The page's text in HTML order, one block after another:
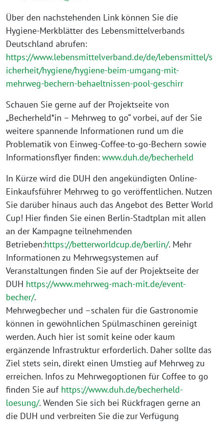
Über den nachstehenden Link können Sie die
Hygiene-Merkblätter des Lebensmittelverbands
Deutschland abrufen:
https://www.lebensmittelverband.de/de/lebensmittel/s
icherheit/hygiene/hygiene-beim-umgang-mit-
mehrweg-bechern-behaeltnissen-pool-geschirr
Schauen Sie gerne auf der Projektseite von
„Becherheld*in – Mehrweg to go“ vorbei, auf der Sie
weitere spannende Informationen rund um die
Problematik von Einweg-Coffee-to-go-Bechern sowie
Informationsflyer finden: www.duh.de/becherheld
In Kürze wird die DUH den angekündigten Online-
Einkaufsführer Mehrweg to go veröffentlichen. Nutzen
Sie darüber hinaus auch das Angebot des Better World
Cup! Hier finden Sie einen Berlin-Stadtplan mit allen
an der Kampagne teilnehmenden
Betrieben:https://betterworldcup.de/berlin/. Mehr
Informationen zu Mehrwegsystemen auf
Veranstaltungen finden Sie auf der Projektseite der
DUH https://www.mehrweg-mach-mit.de/event-
becher/.
Mehrwegbecher und –schalen für die Gastronomie
können in gewöhnlichen Spülmaschinen gereinigt
werden. Auch hier ist somit keine oder kaum
ergänzende Infrastruktur erforderlich. Daher sollte das
Ziel stets sein, direkt einen Umstieg auf Mehrweg zu
erreichen. Infos zu Mehrwegoptionen für Coffee to go
finden Sie auf https://www.duh.de/becherheld-
loesung/. Wenden Sie sich bei Rückfragen gerne an
die DUH und verbreiten Sie die zur Verfügung